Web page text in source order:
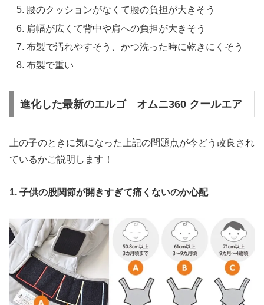
腰のクッションがなくて腰の負担が大きそう
肩幅が広くて背中や肩への負担が大きそう
布製で汚れやすそう、かつ洗った時に乾きにくそう
布製で重い
進化した最新のエルゴ オムニ360 クールエア
上の子のときに気になった上記の問題点が今どう改良され
ているかご説明します！
1. 子供の股関節が開きすぎて痛くないのか心配